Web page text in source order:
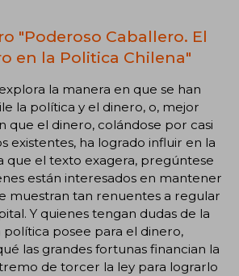
"Poderoso Caballero. El
en la Politica Chilena"
la manera en que se han
la política y el dinero, o, mejor
que el dinero, colándose por casi
existentes, ha logrado influir en la
que el texto exagera, pregúntese
están interesados en mantener
muestran tan renuentes a regular
Y quienes tengan dudas de la
posee para el dinero,
las grandes fortunas financian la
de torcer la ley para lograrlo